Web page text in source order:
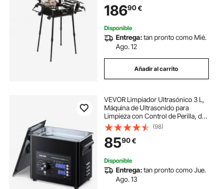
de 360° en Soporte para Estudio de
Artista
18690€
Disponible
Entrega:tan pronto como Mié.
Ago. 12
Añadir al carrito
VEVOR Limpiador Ultrasónico 3 L,
Máquina de Ultrasonido para
Limpieza con Control de Perilla, de
Acero Inoxidable, con Cesta y Bola
de Limpieza para Relojes,
Maquinillas de Afeitar, Joyas, Negro
(98)
8590€
Disponible
Entrega:tan pronto como Jue.
Ago. 13